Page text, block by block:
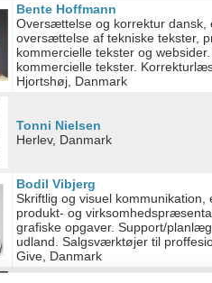
Bente Hoffmann
Oversættelse og korrektur dansk,
oversættelse af tekniske tekster,
kommercielle tekster og
kommercielle tekster.
Hjortshøj, Danmark
Tonni Nielsen
Herlev, Danmark
Bodil Vibjerg
Skriftlig og visuel kommunikation,
produkt- og
grafiske opgaver. Support/
udland. Salgsværktøjer til
Give, Danmark